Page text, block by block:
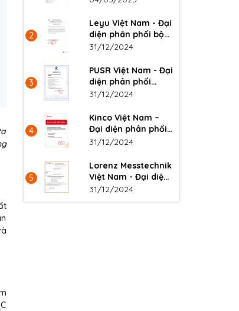
Nam
2
Leyu Việt Nam - Đại
diện phân phối bộ
đổi nguồn Leyu tại
31/12/2024
3
PUSR Việt Nam - Đại
diện phân phối
chính thức PUSR tại
31/12/2024
4
Kinco Việt Nam –
Đại diện phân phối
thiết bị tự động hóa
31/12/2024
5
Lorenz Messtechnik
Việt Nam - Đại diện
phân phối cảm biến
Lorenz tại Việt Nam
31/12/2024